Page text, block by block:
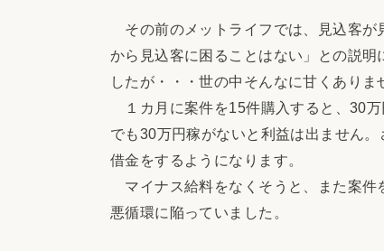
その前のメットライフでは、見込客が
から見込客に困ることはない」との説
したが・・・世の中そんなに甘くありま
１カ月に案件を15件購入すると、30
でも30万円稼がないと利益は出ません
借金をするようになります。
マイナス給料をなくそうと、また案件
悪循環に陥っていました。